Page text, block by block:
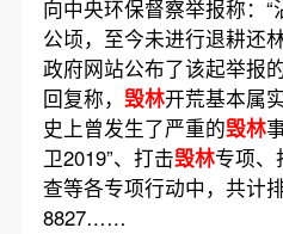
向中央环保督察举报称：“
公顷，至今未进行退耕还
政府网站公布了该起举报
回复称， 毁林开荒基本属
史上曾发生了严重的毁林
卫2019”、打击毁林专项、
查等各专项行动中，共计
8827……